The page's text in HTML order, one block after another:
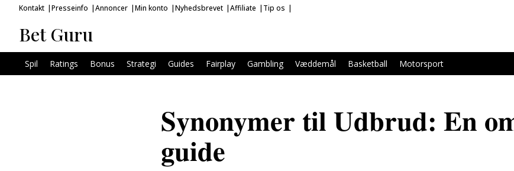
Kontakt Presseinfo Annoncer Min konto Nyhedsbrevet Affiliate Tip os
Bet Guru
Spil Ratings Bonus Strategi Guides Fairplay Gambling Væddemål Basketball Motorsport
Synonymer til Udbrud: En
guide